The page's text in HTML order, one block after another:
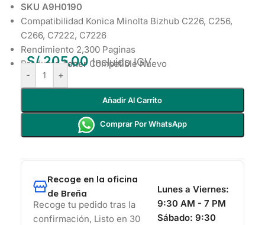
SKU A9H0190
Compatibilidad Konica Minolta Bizhub C226, C256,
C266, C7222, C7226
Rendimiento 2,300 Paginas
ProductoTonerCompatible Nuevo
S/205.00 Incluido IGV
- +
Añadir Al Carrito
Comprar Por WhatsApp
Recoge en la oficina
de Breña
Recoge tu pedido tras la
confirmación, Listo en 30
Lunes a Viernes:
9:30 AM - 7 PM
Sábado: 9:30